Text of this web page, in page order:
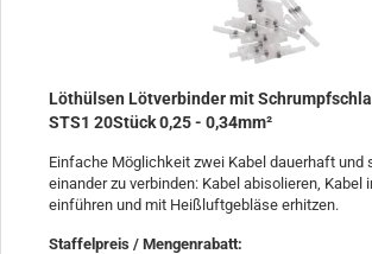
Löthülsen Lötverbinder mit
STS1 20Stück 0,25 - 0,34mm²
Einfache Möglichkeit zwei Kabel dauerhaft und
einander zu verbinden: Kabel abisolieren, Kabel
einführen und mit Heißluftgebläse erhitzen.
Staffelpreis / Mengenrabatt: